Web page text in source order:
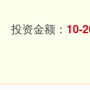
投资金额： 10-